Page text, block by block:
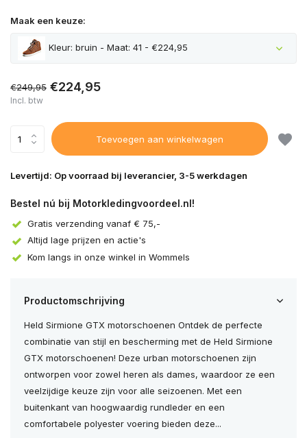
Maak een keuze:
Kleur: bruin - Maat: 41 - €224,95
€249,95 €224,95
Incl. btw
Toevoegen aan winkelwagen
Levertijd: Op voorraad bij leverancier, 3-5 werkdagen
Bestel nú bij Motorkledingvoordeel.nl!
Gratis verzending vanaf € 75,-
Altijd lage prijzen en actie's
Kom langs in onze winkel in Wommels
Productomschrijving
Held Sirmione GTX motorschoenen Ontdek de perfecte
combinatie van stijl en bescherming met de Held Sirmione
GTX motorschoenen! Deze urban motorschoenen zijn
ontworpen voor zowel heren als dames, waardoor ze een
veelzijdige keuze zijn voor alle seizoenen. Met een
buitenkant van hoogwaardig rundleder en een
comfortabele polyester voering bieden deze...